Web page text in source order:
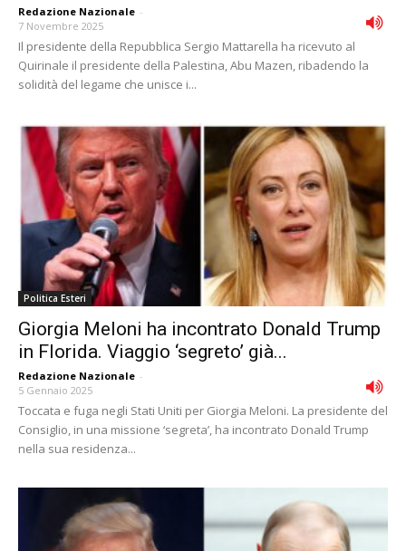
Redazione Nazionale -
7 Novembre 2025
Il presidente della Repubblica Sergio Mattarella ha ricevuto al
Quirinale il presidente della Palestina, Abu Mazen, ribadendo la
solidità del legame che unisce i...
Politica Esteri
Giorgia Meloni ha incontrato Donald Trump
in Florida. Viaggio ‘segreto’ già...
Redazione Nazionale -
5 Gennaio 2025
Toccata e fuga negli Stati Uniti per Giorgia Meloni. La presidente del
Consiglio, in una missione ‘segreta’, ha incontrato Donald Trump
nella sua residenza...